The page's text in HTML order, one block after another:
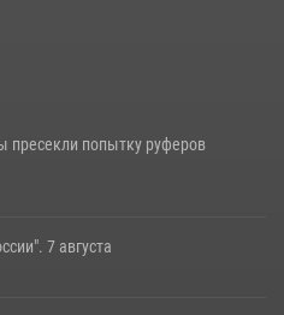
пресекли попытку руферов
7 августа